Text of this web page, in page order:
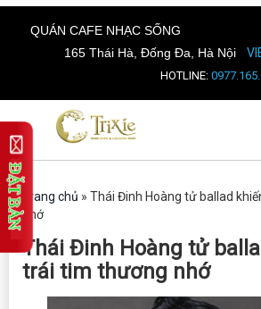
QUÁN CAFE NHẠC SỐNG
165 Thái Hà, Đống Đa, Hà Nội
HOTLINE:
Trang chủ » Thái Đinh Hoàng tử ballad
nhớ
Thái Đinh Hoàng tử
trái tim thương nhớ